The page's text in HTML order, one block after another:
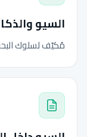
السيو
مُكيّف لسلوك